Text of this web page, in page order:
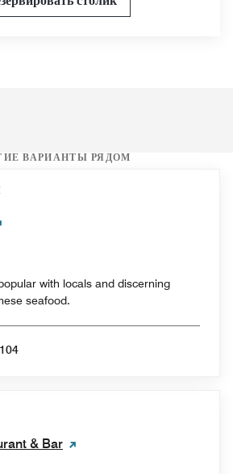
ВАРИАНТЫ РЯДОМ
with locals and discerning
seafood.
& Bar